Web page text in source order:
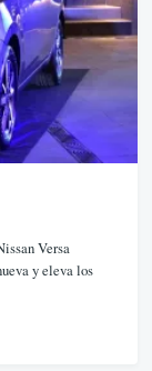
Versa
y eleva los